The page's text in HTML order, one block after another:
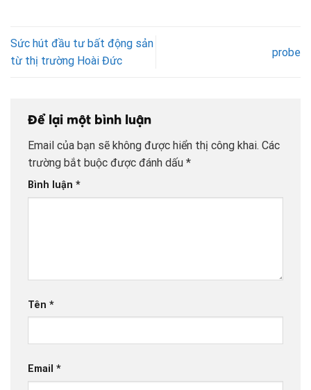
Sức hút đầu tư bất động sản
từ thị trường Hoài Đức
probe
Để lại một bình luận
Email của bạn sẽ không được hiển thị công khai. Các
trường bắt buộc được đánh dấu *
Bình luận *
Tên *
Email *